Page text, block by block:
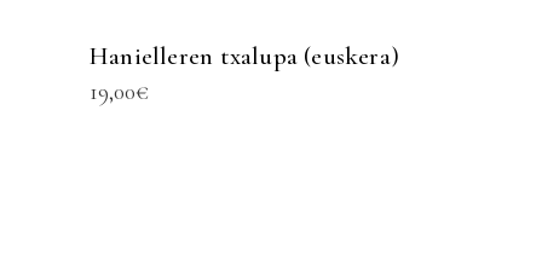
Hanielleren txalupa (euskera)
19,00€